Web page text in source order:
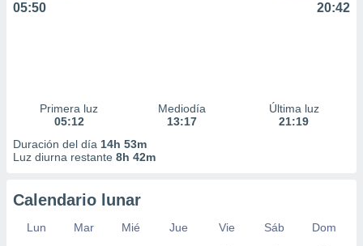
05:50 20:42
Primera luz
05:12
Mediodía
13:17
Última luz
21:19
Duración del día 14h 53m
Luz diurna restante 8h 42m
Calendario lunar
Lun Mar Mié Jue Vie Sáb
Dom